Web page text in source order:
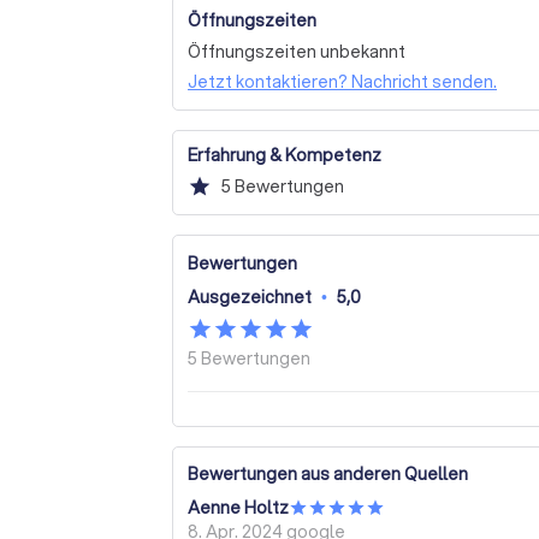
Betreuung unserer Mandanten.
Lassen Sie uns gemeinsam Ihre
uns noch heute für ein unverbindliches
an. Wir freuen uns darauf, Sie
unterstützen.
Öffnungszeiten
Öffnungszeiten unbekannt
Jetzt kontaktieren? Nachricht senden.
Erfahrung & Kompetenz
star 5 Bewertungen
Bewertungen
Ausgezeichnet • 5,0
5 Bewertungen
Bewertungen aus anderen Quellen
Aenne Holtz
8. Apr. 2024 google